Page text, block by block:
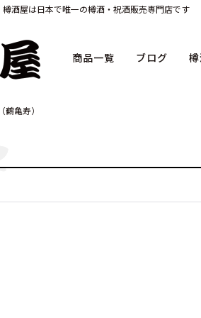
酒屋は日本で唯一の樽酒・祝酒販売専門店です
商品一覧 ブログ
鶴亀寿）